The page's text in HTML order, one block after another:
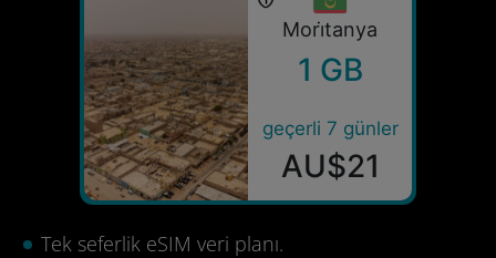
Mori̇tanya
1 GB
geçerli 7 günler
AU$21
Tek seferlik eSIM veri planı.